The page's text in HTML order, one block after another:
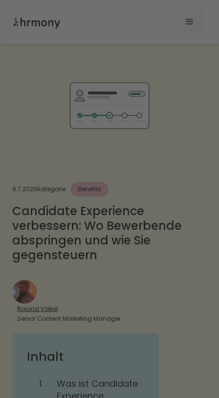
9.7.2026Kategorie Benefits
Candidate Experience
verbessern: Wo Bewerbende
abspringen und wie Sie
gegensteuern
Roland Völkel
Senior Content Marketing Manager
Inhalt
1.
Was ist Candidate